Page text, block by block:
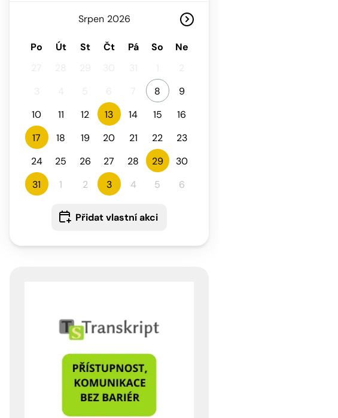
Srpen
Po Út St Čt Pá So
Ne
8
9
10
11 12 13 14 15
16
17
18 19 20 21 22
23
24
25 26 27 28 29
30
31
1 2 3 4 5 6
Přidat vlastní akci